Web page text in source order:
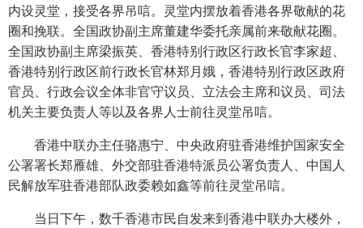
内设灵堂，接受各界吊唁。灵堂内摆放着香港各界敬献的花
圈和挽联。全国政协副主席董建华委托亲属前来敬献花圈。
全国政协副主席梁振英、香港特别行政区行政长官李家超、
香港特别行政区前行政长官林郑月娥，香港特别行政区政府
官员、行政会议全体非官守议员、立法会主席和议员、司法
机关主要负责人等以及各界人士前往灵堂吊唁。
香港中联办主任骆惠宁、中央政府驻香港维护国家安全
公署署长郑雁雄、外交部驻香港特派员公署负责人、中国人
民解放军驻香港部队政委赖如鑫等前往灵堂吊唁。
当日下午，数千香港市民自发来到香港中联办大楼外，